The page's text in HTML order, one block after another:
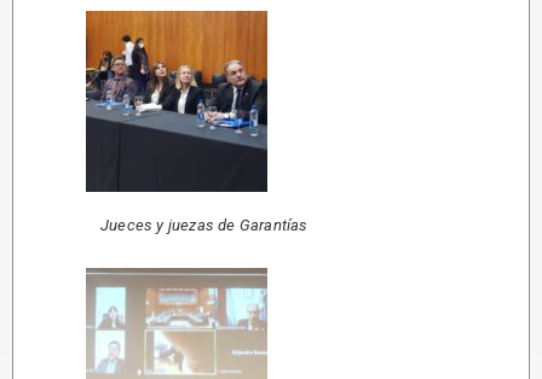
Jueces y juezas de Garantías